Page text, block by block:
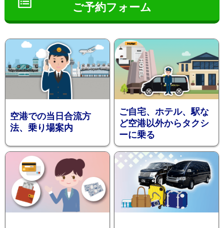
インフ
ォメー
ご予約フォーム
空港での当日合流方
法、乗り場案内
ご自宅、ホテル、駅な
ど空港以外からタクシ
ーに乗る